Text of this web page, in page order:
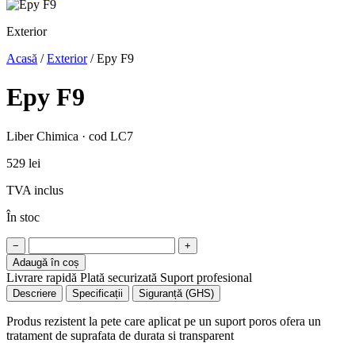
Exterior
Acasă /Exterior/Epy F9
Epy F9
Liber Chimica · cod LC7
529 lei
TVA inclus
În stoc
−
+
Adaugă în coș
Livrare rapidă Plată securizată Suport profesional
Descriere Specificații Siguranță (GHS)
Produs rezistent la pete care aplicat pe un suport poros ofera un
tratament de suprafata de durata si transparent